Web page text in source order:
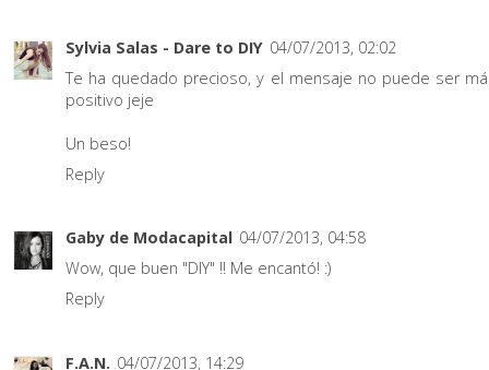
Sylvia Salas - Dare to DIY 04/07/2013, 02:02
Te ha quedado precioso, y el mensaje no puede ser
positivo jeje
Un beso!
Reply
Gaby de Modacapital 04/07/2013, 04:58
Wow, que buen "DIY" !! Me encantó! :)
Reply
F.A.N. 04/07/2013, 14:29